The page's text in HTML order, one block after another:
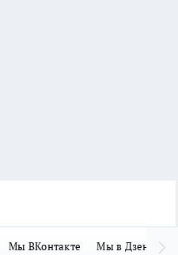
Мы ВКонтакте Мы в Дзене